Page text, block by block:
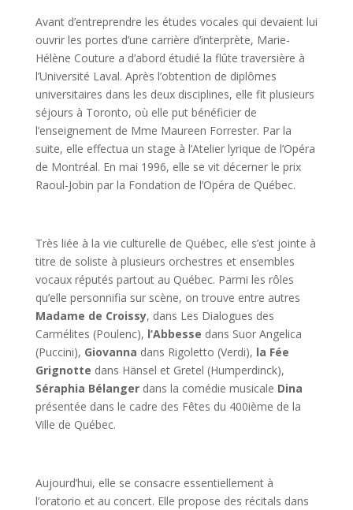
Avant d’entreprendre les études vocales qui devaient lui
ouvrir les portes d’une carrière d’interprète, Marie-
Hélène Couture a d’abord étudié la flûte traversière à
l’Université Laval. Après l’obtention de diplômes
universitaires dans les deux disciplines, elle fit plusieurs
séjours à Toronto, où elle put bénéficier de
l’enseignement de Mme Maureen Forrester. Par la
suite, elle effectua un stage à l’Atelier lyrique de l’Opéra
de Montréal. En mai 1996, elle se vit décerner le prix
Raoul-Jobin par la Fondation de l’Opéra de Québec.
Très liée à la vie culturelle de Québec, elle s’est jointe à
titre de soliste à plusieurs orchestres et ensembles
vocaux réputés partout au Québec. Parmi les rôles
qu’elle personnifia sur scène, on trouve entre autres
Madame de Croissy, dans Les Dialogues des
Carmélites (Poulenc), l’Abbesse dans Suor Angelica
(Puccini), Giovanna dans Rigoletto (Verdi), la Fée
Grignotte dans Hänsel et Gretel (Humperdinck),
Séraphia Bélangerdans la comédie musicale Dina
présentée dans le cadre des Fêtes du 400ième de la
Ville de Québec.
Aujourd’hui, elle se consacre essentiellement à
l’oratorio et au concert. Elle propose des récitals dans